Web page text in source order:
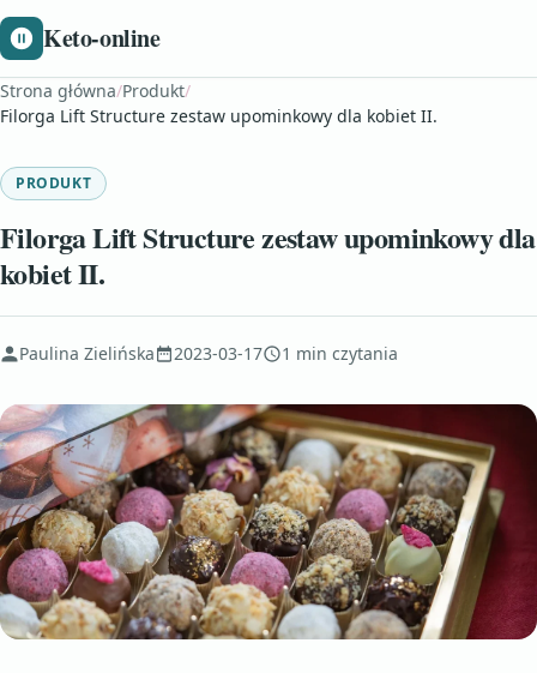
Keto-online
Strona główna/Produkt/
Filorga Lift Structure zestaw upominkowy dla kobiet II.
PRODUKT
Filorga Lift Structure zestaw upominkowy dla
kobiet II.
Paulina Zielińska 2023-03-17 1 min czytania